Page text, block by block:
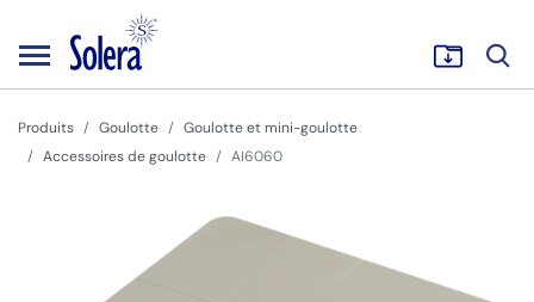
Produits Goulotte
Goulotte et mini-goulotte
Accessoires de goulotte
AI6060